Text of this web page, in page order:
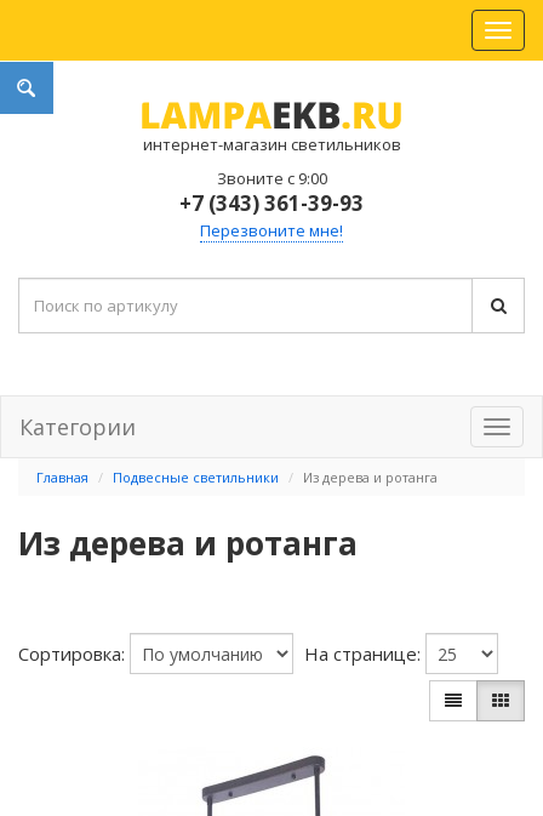
интернет-магазин светильников
Звоните с 9:00
+7 (343) 361-39-93
Перезвоните мне!
Категории
Главная Подвесные светильники Из дерева и ротанга
Из дерева и ротанга
Сортировка: На странице: